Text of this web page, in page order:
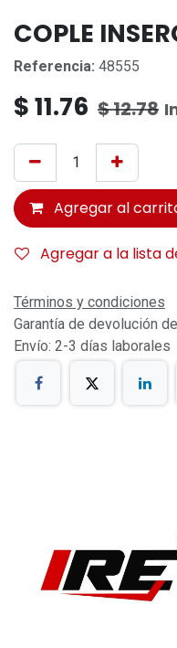
COPLE
Referencia: 48555
$11.76 $12.78
Agregar al
Agregar a la lista
Términos y condiciones
Garantía de devolución
Envío: 2-3 días laborales